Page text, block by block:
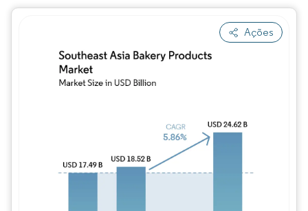
Ações